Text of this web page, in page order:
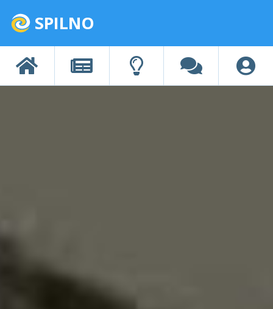
SPILNO